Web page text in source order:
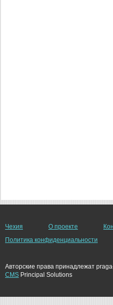
Чехия О проекте
Политика конфиденциальности
Авторские права принадлежат
CMS Principal Solutions